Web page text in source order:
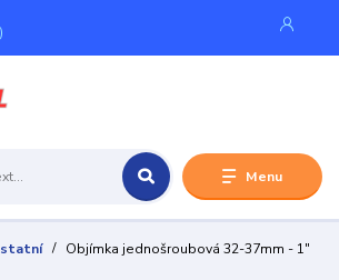
Menu
Objímka jednošroubová 32-37mm - 1"